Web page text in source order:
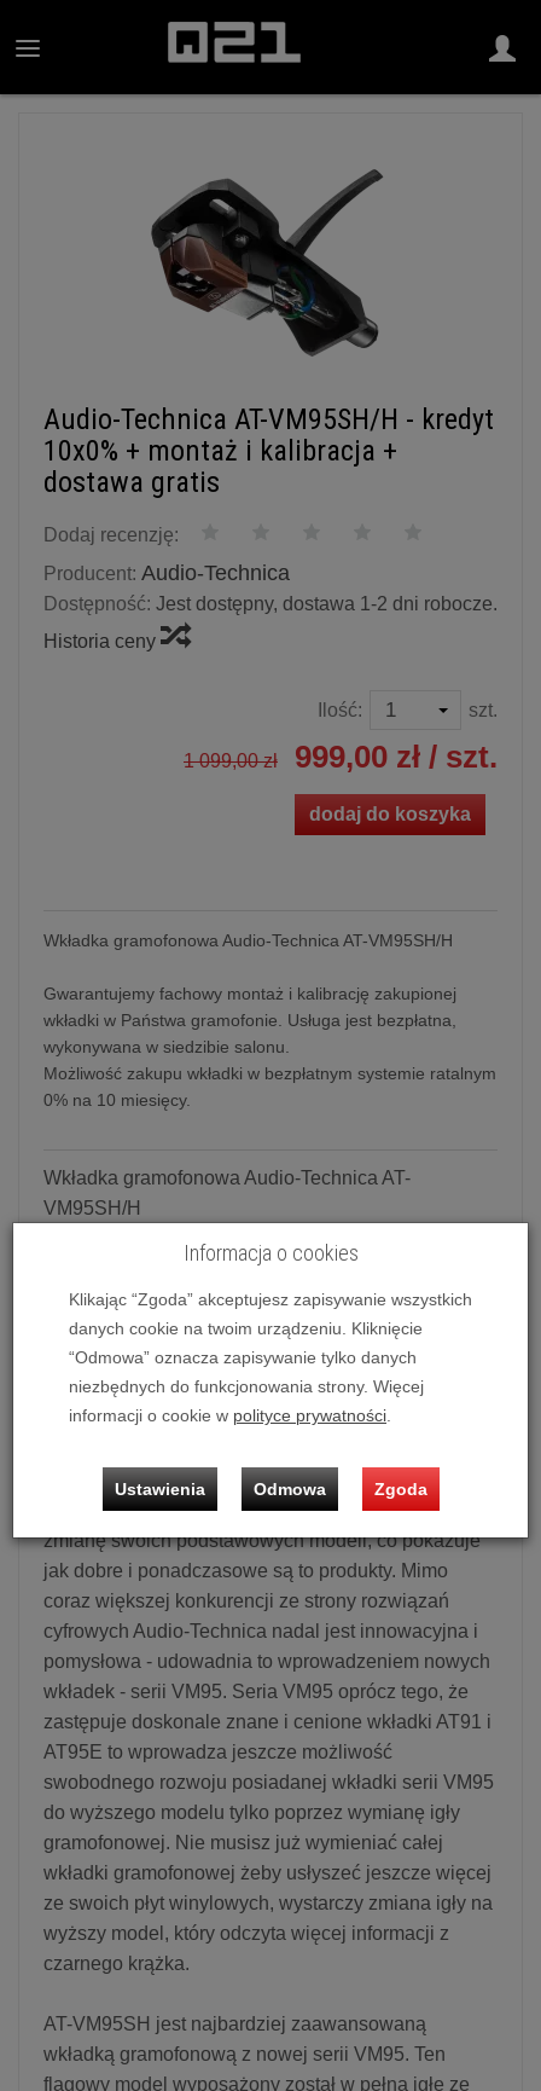
Audio-Technica AT-VM95SH/H - kredyt
10x0% + montaż i kalibracja +
dostawa gratis
Dodaj recenzję:
Producent: Audio-Technica
Dostępność: Jest dostępny, dostawa 1-2 dni robocze.
Historia ceny
Ilość: szt.
1 099,00 zł 999,00 zł / szt.
dodaj do koszyka
Wkładka gramofonowa Audio-Technica AT-VM95SH/H
Gwarantujemy fachowy montaż i kalibrację zakupionej
wkładki w Państwa gramofonie. Usługa jest bezpłatna,
wykonywana w siedzibie salonu.
Możliwość zakupu wkładki w bezpłatnym systemie ratalnym
0% na 10 miesięcy.
Wkładka gramofonowa Audio-Technica AT-
VM95SH/H
Audio-Technica od ponad 50 lat wyznacza kierunki
rozwoju w branży audio. Obecnie Audio-Technica
oferuje ogromną gamę wkładek gramofonowych,
które reprezentują wiele lat nieustających prac
badawczo-rozwojowych mających na celu
dostarczanie jak najlepszych produktów dla
Audio-Technica po 38 latach zdecydowała się na
zmianę swoich podstawowych modeli, co pokazuje
jak dobre i ponadczasowe są to produkty. Mimo
coraz większej konkurencji ze strony rozwiązań
cyfrowych Audio-Technica nadal jest innowacyjna i
pomysłowa - udowadnia to wprowadzeniem nowych
wkładek - serii VM95. Seria VM95 oprócz tego, że
zastępuje doskonale znane i cenione wkładki AT91 i
AT95E to wprowadza jeszcze możliwość
swobodnego rozwoju posiadanej wkładki serii VM95
do wyższego modelu tylko poprzez wymianę igły
gramofonowej. Nie musisz już wymieniać całej
wkładki gramofonowej żeby usłyszeć jeszcze więcej
ze swoich płyt winylowych, wystarczy zmiana igły na
wyższy model, który odczyta więcej informacji z
czarnego krążka.
AT-VM95SH jest najbardziej zaawansowaną
wkładką gramofonową z nowej serii VM95. Ten
flagowy model wyposażony został w pełną igłę ze
Informacja o cookies
Klikając “Zgoda” akceptujesz zapisywanie wszystkich
danych cookie na twoim urządzeniu. Kliknięcie
“Odmowa” oznacza zapisywanie tylko danych
niezbędnych do funkcjonowania strony. Więcej
informacji o cookie w polityce prywatności
Ustawienia Odmowa Zgoda